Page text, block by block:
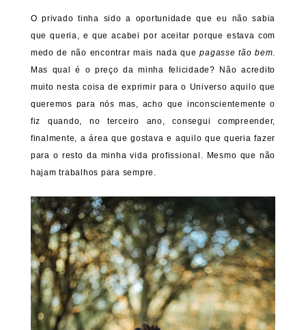
O privado tinha sido a oportunidade que eu não sabia
que queria, e que acabei por aceitar porque estava com
medo de não encontrar mais nada quepagasse tão bem.
Mas qual é o preço da minha felicidade? Não acredito
muito nesta coisa de exprimir para o Universo aquilo que
queremos para nós mas, acho que inconscientemente o
fiz quando, no terceiro ano, consegui compreender,
finalmente, a área que gostava e aquilo que queria fazer
para o resto da minha vida profissional. Mesmo que não
hajam trabalhos para sempre.